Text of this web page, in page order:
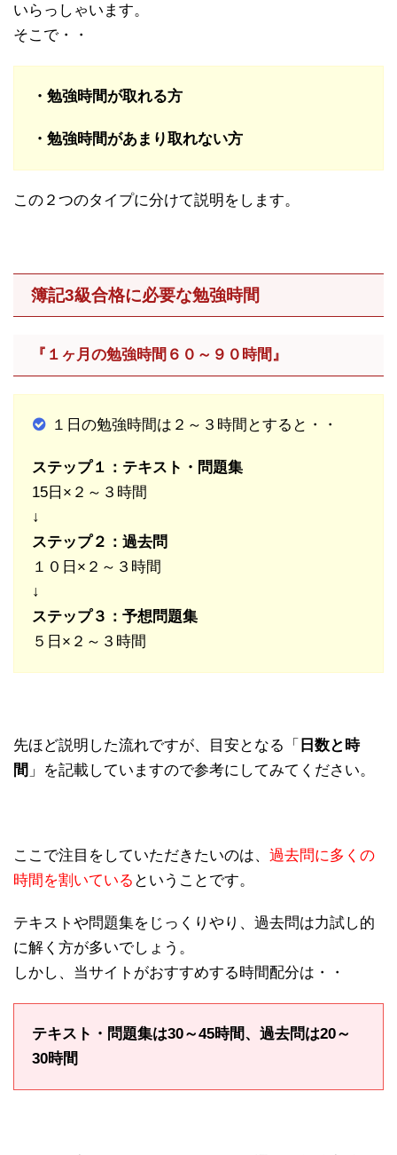
いらっしゃいます。
そこで・・
・勉強時間が取れる方
・勉強時間があまり取れない方
この２つのタイプに分けて説明をします。
簿記3級合格に必要な勉強時間
『１ヶ月の勉強時間６０～９０時間』
１日の勉強時間は２～３時間とすると・・
ステップ１：テキスト・問題集
15日×２～３時間
↓
ステップ２：過去問
１０日×２～３時間
↓
ステップ３：予想問題集
５日×２～３時間
先ほど説明した流れですが、目安となる「 日数と時
間 」を記載していますので参考にしてみてください。
ここで注目をしていただきたいのは、 過去問に多くの
時間を割いている ということです。
テキストや問題集をじっくりやり、過去問は力試し的
に解く方が多いでしょう。
しかし、当サイトがおすすめする時間配分は・・
テキスト・問題集は30～45時間、過去問は20～
30時間